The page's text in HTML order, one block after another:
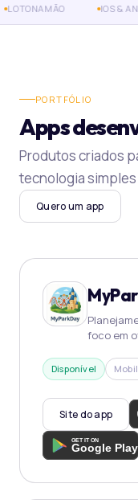
IOS &
PORTFÓLIO
Apps
Produtos criados
tecnologia simples
Quero um app
foco em
Disponível
Site do app